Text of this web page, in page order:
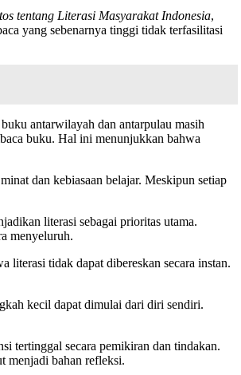
tentang Literasi Masyarakat Indonesia,
yang sebenarnya tinggi tidak terfasilitasi
antarwilayah dan antarpulau masih
buku. Hal ini menunjukkan bahwa
dan kebiasaan belajar. Meskipun setiap
literasi sebagai prioritas utama.
menyeluruh.
literasi tidak dapat dibereskan secara instan.
kecil dapat dimulai dari diri sendiri.
tertinggal secara pemikiran dan tindakan.
menjadi bahan refleksi.